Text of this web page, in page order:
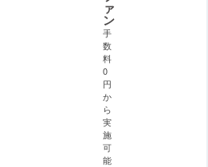
ァ
ン
手
数
料
0
円
か
ら
実
施
可
能